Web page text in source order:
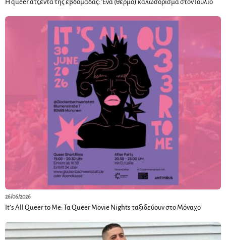
Η queer ατζέντα της εβδομάδας: Ένα (θερμό) καλωσόρισμα στον Ιούλιο
26/06/2026
It’s All Queer to Me: Τα Queer Movie Nights ταξιδεύουν στο Μόναχο